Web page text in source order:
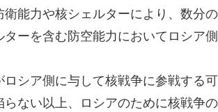
衛能力や核シェルターにより、数分
ターを含む防空能力においてロシア
ロシア側に与して核戦争に参戦する
らない以上、ロシアのために核戦争